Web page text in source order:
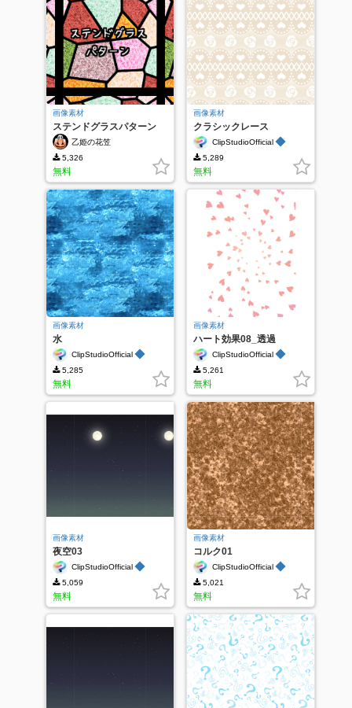
画像素材
ステンドグラスパターン
乙姫の花笠
5,326
無料
画像素材
クラシックレース
ClipStudioOfficial ◆
5,289
無料
画像素材
水
ClipStudioOfficial ◆
5,285
無料
画像素材
ハート効果08_透過
ClipStudioOfficial ◆
5,261
無料
画像素材
夜空03
ClipStudioOfficial ◆
5,059
無料
画像素材
コルク01
ClipStudioOfficial ◆
5,021
無料